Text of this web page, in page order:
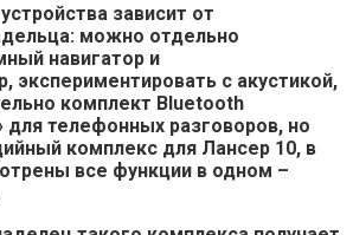
зависит от
можно отдельно
навигатор и
экспериментировать с акустикой,
комплект Bluetooth
для телефонных разговоров, но
комплекс для Лансер 10, в
все функции в одном –